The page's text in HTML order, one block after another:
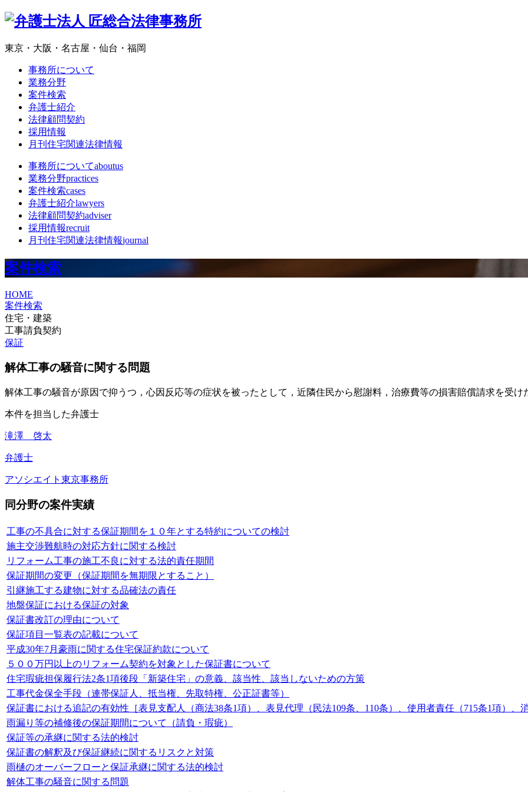
東京・大阪・名古屋・仙台・福岡
事務所について
業務分野
案件検索
弁護士紹介
法律顧問契約
採用情報
月刊住宅関連法律情報
事務所についてaboutus
業務分野practices
案件検索cases
弁護士紹介lawyers
法律顧問契約adviser
採用情報recruit
月刊住宅関連法律情報journal
案件検索
HOME
案件検索
住宅・建築
工事請負契約
保証
解体工事の騒音に関する問題
解体工事の騒音が原因で抑うつ，心因反応等の症状を被ったとして，近隣住民から慰謝料，治療費等の損害賠償請求を受け
本件を担当した弁護士
滝澤 啓太
弁護士
アソシエイト 東京事務所
同分野の案件実績
工事の不具合に対する保証期間を１０年とする特約についての検討
施主交渉難航時の対応方針に関する検討
リフォーム工事の施工不良に対する法的責任期間
保証期間の変更（保証期間を無期限とすること）
引継施工する建物に対する品確法の責任
地盤保証における保証の対象
保証書改訂の理由について
保証項目一覧表の記載について
平成30年7月豪雨に関する住宅保証約款について
５００万円以上のリフォーム契約を対象とした保証書について
住宅瑕疵担保履行法2条1項後段「新築住宅」の意義、該当性、該当しないための方策
工事代金保全手段（連帯保証人、抵当権、先取特権、公正証書等）
保証書における追記の有効性［表見支配人（商法38条1項）、表見代理（民法109条、110条）、使用者責任（715条1項）、
雨漏り等の補修後の保証期間について（請負・瑕疵）
保証等の承継に関する法的検討
保証書の解釈及び保証継続に関するリスクと対策
雨樋のオーバーフローと保証承継に関する法的検討
解体工事の騒音に関する問題